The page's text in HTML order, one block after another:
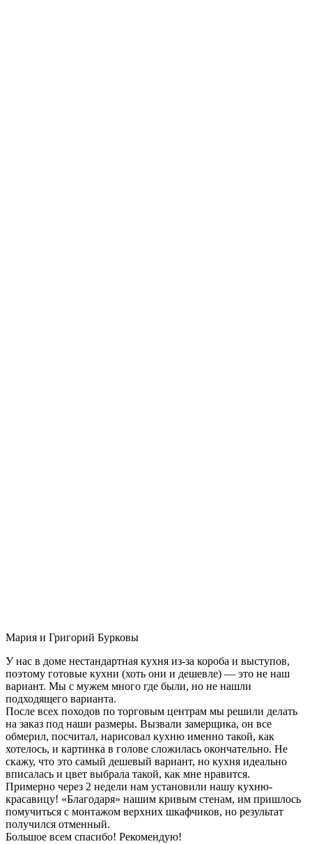
Мария и Григорий Бурковы
У нас в доме нестандартная кухня из-за короба и выступов,
поэтому готовые кухни (хоть они и дешевле) — это не наш
вариант. Мы с мужем много где были, но не нашли
подходящего варианта.
После всех походов по торговым центрам мы решили делать
на заказ под наши размеры. Вызвали замерщика, он все
обмерил, посчитал, нарисовал кухню именно такой, как
хотелось, и картинка в голове сложилась окончательно. Не
скажу, что это самый дешевый вариант, но кухня идеально
вписалась и цвет выбрала такой, как мне нравится.
Примерно через 2 недели нам установили нашу кухню-
красавицу! «Благодаря» нашим кривым стенам, им пришлось
помучиться с монтажом верхних шкафчиков, но результат
получился отменный.
Большое всем спасибо! Рекомендую!